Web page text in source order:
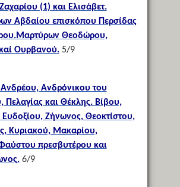
(1) και Ελισάβετ.
Αβδαίου επισκόπου Περσίδας
Θεοδώρου,
Ουρβανού.5/9
Ανδρόνικου του
Πελαγίας και Θέκλης. Βίβου,
Ευδοξίου, Ζήνωνος, Θεοκτίστου,
Κυριακού, Μακαρίου,
πρεσβυτέρου και
6/9